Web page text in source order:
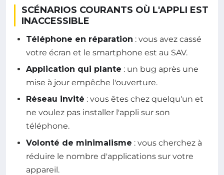
SCÉNARIOS COURANTS OÙ L'APPLI EST
INACCESSIBLE
Téléphone en réparation : vous avez cassé
votre écran et le smartphone est au SAV.
Application qui plante : un bug après une
mise à jour empêche l'ouverture.
Réseau invité : vous êtes chez quelqu'un et
ne voulez pas installer l'appli sur son
téléphone.
Volonté de minimalisme : vous cherchez à
réduire le nombre d'applications sur votre
appareil.